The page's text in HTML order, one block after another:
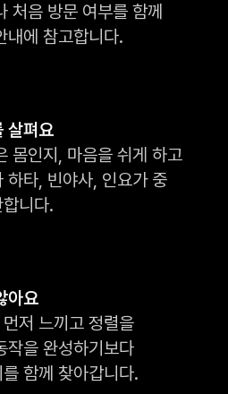
처음 방문 여부를 함께
내에 참고합니다.
살펴요
몸인지, 마음을 쉬게 하고
하타, 빈야사, 인요가 중
니다.
아요
저 느끼고 정렬을
작을 완성하기보다
함께 찾아갑니다.